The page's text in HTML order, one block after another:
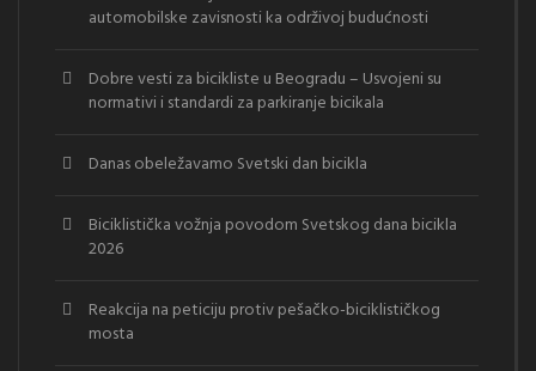
automobilske zavisnosti ka održivoj budućnosti
Dobre vesti za bicikliste u Beogradu – Usvojeni su
normativi i standardi za parkiranje bicikala
Danas obeležavamo Svetski dan bicikla
Biciklistička vožnja povodom Svetskog dana bicikla
2026
Reakcija na peticiju protiv pešačko-biciklističkog
mosta